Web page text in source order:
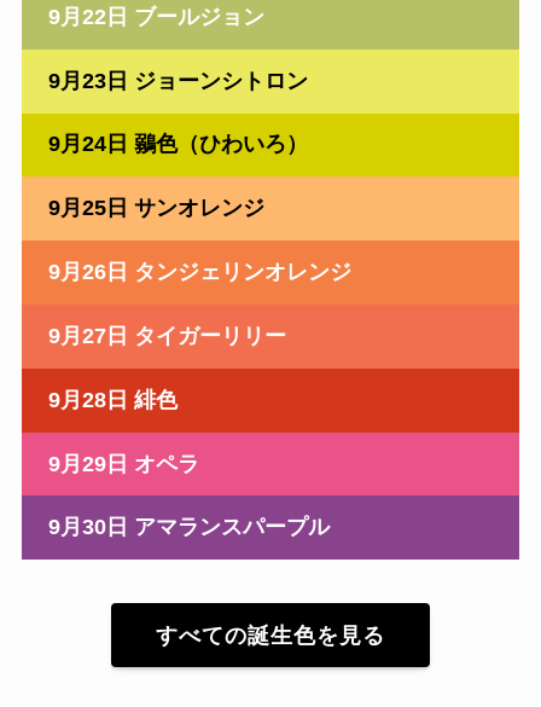
9月22日 ブールジョン
9月23日 ジョーンシトロン
9月24日 鶸色（ひわいろ）
9月25日 サンオレンジ
9月26日 タンジェリンオレンジ
9月27日 タイガーリリー
9月28日 緋色
9月29日 オペラ
9月30日 アマランスパープル
すべての誕生色を見る